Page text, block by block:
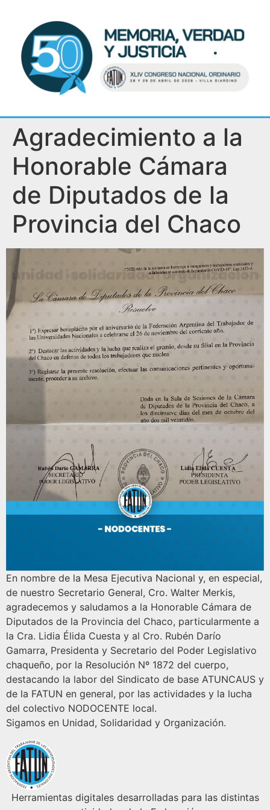
Agradecimiento a la
Honorable Cámara
de Diputados de la
Provincia del Chaco
En nombre de la Mesa Ejecutiva Nacional y, en especial,
de nuestro Secretario General, Cro. Walter Merkis,
agradecemos y saludamos a la Honorable Cámara de
Diputados de la Provincia del Chaco, particularmente a
la Cra. Lidia Élida Cuesta y al Cro. Rubén Darío
Gamarra, Presidenta y Secretario del Poder Legislativo
chaqueño, por la Resolución Nº 1872 del cuerpo,
destacando la labor del Sindicato de base ATUNCAUS y
de la FATUN en general, por las actividades y la lucha
del colectivo NODOCENTE local.
Sigamos en Unidad, Solidaridad y Organización.
Herramientas digitales desarrolladas para las distintas